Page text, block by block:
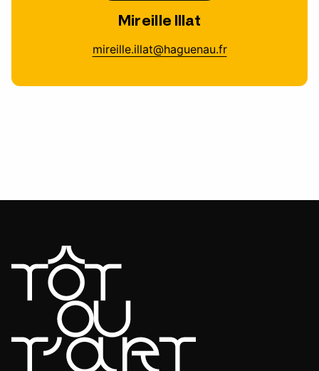
Mireille Illat
mireille.illat@haguenau.fr